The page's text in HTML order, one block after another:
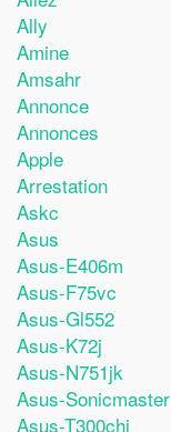
Ally
Amine
Amsahr
Annonce
Annonces
Apple
Arrestation
Askc
Asus
Asus-E406m
Asus-F75vc
Asus-Gl552
Asus-K72j
Asus-N751jk
Asus-Sonicmaster
Asus-T300chi